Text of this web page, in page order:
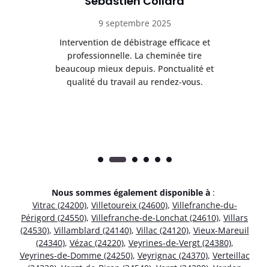
9 septembre 2025
Intervention de débistrage efficace et
professionnelle. La cheminée tire
beaucoup mieux depuis. Ponctualité et
qualité du travail au rendez-vous.
Nous sommes également disponible à :
Vitrac (24200), Villetoureix (24600), Villefranche-du-
Périgord (24550), Villefranche-de-Lonchat (24610), Villars
(24530), Villamblard (24140), Villac (24120), Vieux-Mareuil
(24340), Vézac (24220), Veyrines-de-Vergt (24380),
Veyrines-de-Domme (24250), Veyrignac (24370), Verteillac